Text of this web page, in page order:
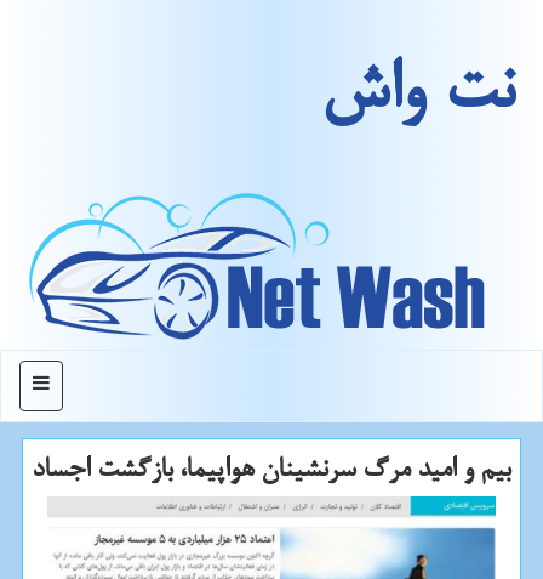
نت واش
منو
بیم و امید مرگ سرنشینان هواپیما، بازگشت اجساد